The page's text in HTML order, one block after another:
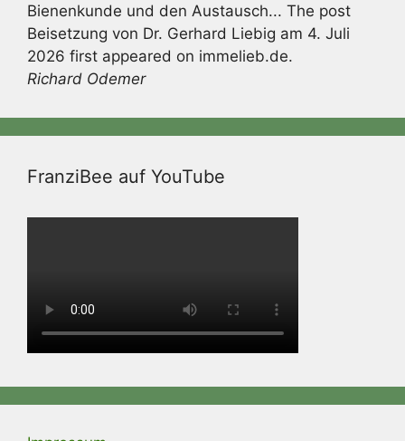
Bienenkunde und den Austausch... The post
Beisetzung von Dr. Gerhard Liebig am 4. Juli
2026 first appeared on immelieb.de.
Richard Odemer
FranziBee auf YouTube